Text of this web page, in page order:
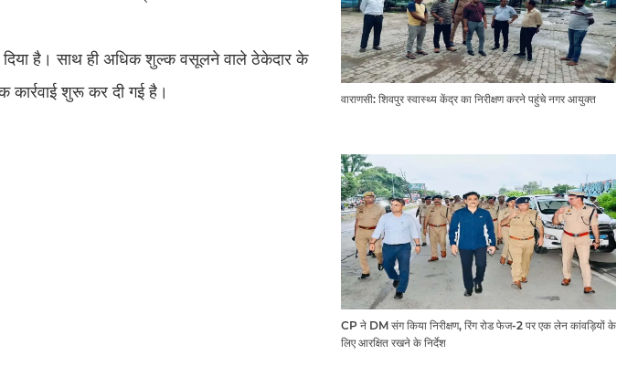
दिया है। साथ ही अधिक शुल्क वसूलने वाले ठेकेदार के
कार्रवाई शुरू कर दी गई है।
वाराणसी: शिवपुर स्वास्थ्य केंद्र का निरीक्षण करने पहुंचे नगर आयुक्त
CP ने DM संग किया निरीक्षण, रिंग रोड फेज-2 पर एक लेन कांवड़ियों के
लिए आरक्षित रखने के निर्देश